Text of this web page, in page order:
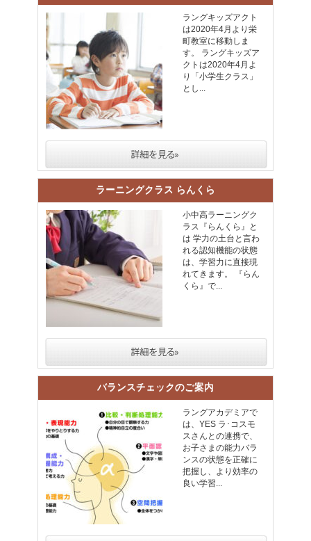
ラングキッズアクト
は2020年4月より栄
町教室に移動しま
す。 ラングキッズア
クトは2020年4月よ
り「小学生クラス」
とし...
ラーニングクラス らんくら
小中高ラーニングク
ラス『らんくら』と
は 学力の土台と言わ
れる認知機能の状態
は、学習力に直接現
れてきます。 『らん
くら』で...
バランスチェックのご案内
ラングアカデミアで
は、YES ラ･コスモ
スさんとの連携で、
お子さまの能力バラ
ンスの状態を正確に
把握し、より効率の
良い学習...